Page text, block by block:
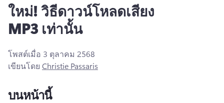
ใหม่! วิธีดาวน์โหลดเสียง
MP3 เท่านั้น
โพสต์เมื่อ 3 ตุลาคม 2568
เขียนโดย Christie Passaris
บนหน้านี้